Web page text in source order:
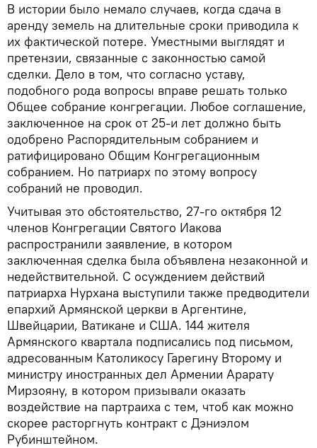
В истории было немало случаев, когда сдача в
аренду земель на длительные сроки приводила к
их фактической потере. Уместными выглядят и
претензии, связанные с законностью самой
сделки. Дело в том, что согласно уставу,
подобного рода вопросы вправе решать только
Общее собрание конгрегации. Любое соглашение,
заключенное на срок от 25-и лет должно быть
одобрено Распорядительным собранием и
ратифицировано Общим Конгрегационным
собранием. Но патриарх по этому вопросу
собраний не проводил.
Учитывая это обстоятельство, 27-го октября 12
членов Конгрегации Святого Иакова
распространили заявление, в котором
заключенная сделка была объявлена незаконной и
недействительной. С осуждением действий
патриарха Нурхана выступили также предводители
епархий Армянской церкви в Аргентине,
Швейцарии, Ватикане и США. 144 жителя
Армянского квартала подписались под письмом,
адресованным Католикосу Гарегину Второму и
министру иностранных дел Армении Арарату
Мирзояну, в котором призывали оказать
воздействие на партраиха с тем, чтоб как можно
скорее расторгнуть контракт с Дэниэлом
Рубинштейном.